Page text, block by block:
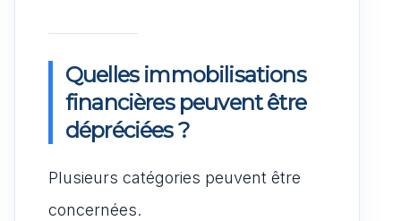
Quelles immobilisations
financières peuvent être
dépréciées ?
Plusieurs catégories peuvent être
concernées.